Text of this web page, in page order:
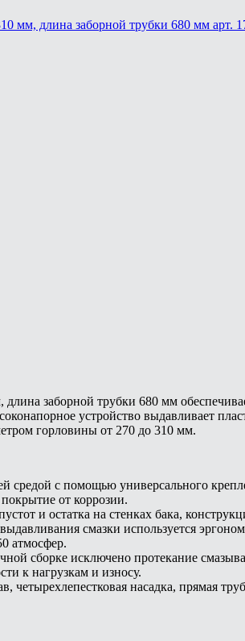
мм, длина заборной трубки 680 мм арт.
длина заборной трубки 680 мм
устройство выдавливает
горловины от 270 до 310 мм.
средой с помощью универсального
от коррозии.
и остатка на стенках бака,
смазки используется
атмосфер.
сборке исключено протекание
к нагрузкам и износу.
четырехлепестковая насадка, прямая